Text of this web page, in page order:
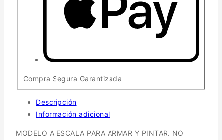
Compra Segura Garantizada
Descripción
Información adicional
MODELO A ESCALA PARA ARMAR Y PINTAR. NO